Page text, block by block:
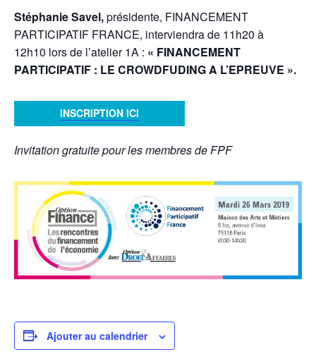
Stéphanie Savel,présidente, FINANCEMENT
PARTICIPATIF FRANCE, interviendra de 11h20 à
12h10 lors de l’atelier 1A : « FINANCEMENT
PARTICIPATIF : LE CROWDFUDING A L’EPREUVE ».
INSCRIPTION ICI
Invitation gratuite pour les membres de FPF
Ajouter au calendrier